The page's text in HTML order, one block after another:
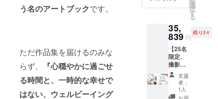
う名のアートブックです。
ただ作品集を届けるのみな
らず、
『心穏やかに過ごせ
る時間と、一時的な幸せで
はない、ウェルビーイング
スにご
す。
ん」
「〇〇
くん」
など備
考欄に
必ず敬
称付き
でご記
入くだ
+specia
巻末ス
ペシャ
クスに
お名前
掲載 ==
リター
ンの説
明== ◎
ポスト
カード2
+specia
l gift②
オリジ
ナル栞1
枚
+specia
l gift③
掲載作
品の解
説、
選
択
す
る
35,
839 円
残り24
【25名
限定、
撮影も
しても
らいた
い方向
け】 本
支援
者：
1人